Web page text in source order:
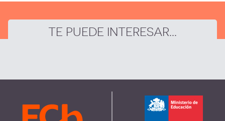
TE PUEDE INTERESAR...